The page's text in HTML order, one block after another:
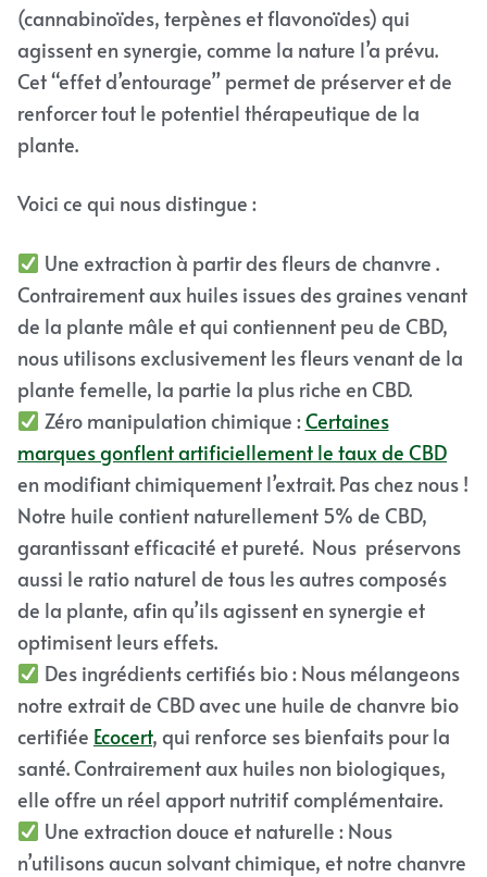
(cannabinoïdes, terpènes et flavonoïdes) qui
agissent en synergie, comme la nature l’a prévu.
Cet “effet d’entourage” permet de préserver et de
renforcer tout le potentiel thérapeutique de la
plante.
Voici ce qui nous distingue :
Une extraction à partir des fleurs de chanvre .
Contrairement aux huiles issues des graines venant
de la plante mâle et qui contiennent peu de CBD,
nous utilisons exclusivement les fleurs venant de la
plante femelle, la partie la plus riche en CBD.
Zéro manipulation chimique :Certaines
marques gonflent artificiellement le taux de CBD
en modifiant chimiquement l’extrait. Pas chez nous !
Notre huile contient naturellement 5% de CBD,
garantissant efficacité et pureté. Nous préservons
aussi le ratio naturel de tous les autres composés
de la plante, afin qu’ils agissent en synergie et
optimisent leurs effets.
Des ingrédients certifiés bio : Nous mélangeons
notre extrait de CBD avec une huile de chanvre bio
certifiée Ecocert, qui renforce ses bienfaits pour la
santé. Contrairement aux huiles non biologiques,
elle offre un réel apport nutritif complémentaire.
Une extraction douce et naturelle : Nous
n’utilisons aucun solvant chimique, et notre chanvre